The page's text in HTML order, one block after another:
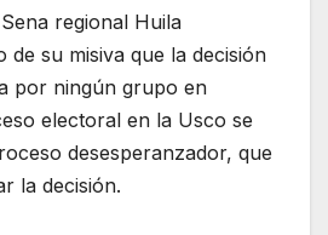
regional Huila
de su misiva que la decisión
por ningún grupo en
electoral en la Usco se
desesperanzador, que
la decisión.